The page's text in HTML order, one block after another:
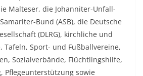
Malteser, die Johanniter-Unfall-
Bund (ASB), die Deutsche
(DLRG), kirchliche und
Tafeln, Sport- und Fußballvereine,
Sozialverbände, Flüchtlingshilfe,
Pflegeunterstützung sowie